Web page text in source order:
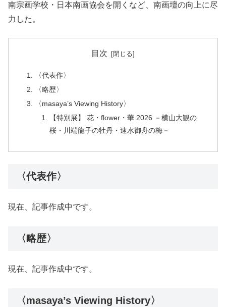
南宗画学校・日本南画協会を開くなど、南画壇の向上に尽
力した。
目次
〈代表作〉
〈略歴〉
〈masaya’s Viewing History〉
【特別展】 花・flower・華 2026 －横山大観の
桜・川端龍子の牡丹・速水御舟の梅－
〈代表作〉
現在、記事作成中です。
〈略歴〉
現在、記事作成中です。
〈masaya’s Viewing History〉